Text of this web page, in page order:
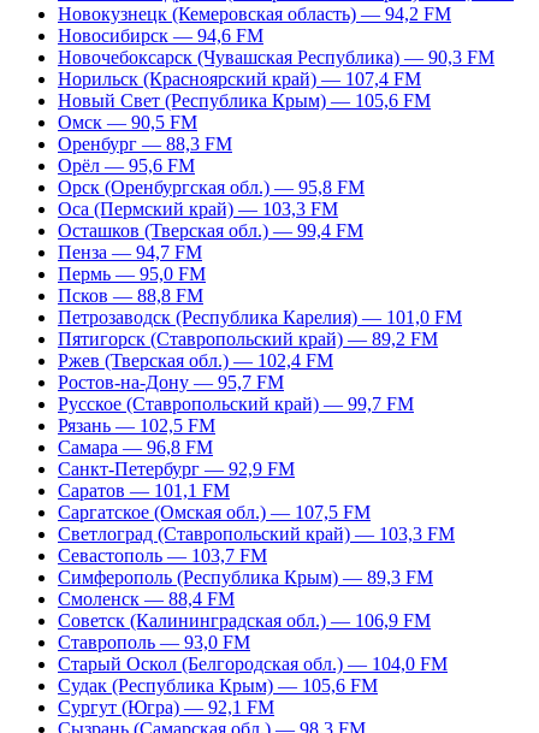
Новокузнецк (Кемеровская область) — 94,2 FM
Новосибирск — 94,6 FM
Новочебоксарск (Чувашская Республика) — 90,3 FM
Норильск (Красноярский край) — 107,4 FM
Новый Свет (Республика Крым) — 105,6 FM
Омск — 90,5 FM
Оренбург — 88,3 FM
Орёл — 95,6 FM
Орск (Оренбургская обл.) — 95,8 FM
Оса (Пермский край) — 103,3 FM
Осташков (Тверская обл.) — 99,4 FM
Пенза — 94,7 FM
Пермь — 95,0 FM
Псков — 88,8 FM
Петрозаводск (Республика Карелия) — 101,0 FM
Пятигорск (Ставропольский край) — 89,2 FM
Ржев (Тверская обл.) — 102,4 FM
Ростов-на-Дону — 95,7 FM
Русское (Ставропольский край) — 99,7 FM
Рязань — 102,5 FM
Самара — 96,8 FM
Санкт-Петербург — 92,9 FM
Саратов — 101,1 FM
Саргатское (Омская обл.) — 107,5 FM
Светлоград (Ставропольский край) — 103,3 FM
Севастополь — 103,7 FM
Симферополь (Республика Крым) — 89,3 FM
Смоленск — 88,4 FM
Советск (Калининградская обл.) — 106,9 FM
Ставрополь — 93,0 FM
Старый Оскол (Белгородская обл.) — 104,0 FM
Судак (Республика Крым) — 105,6 FM
Сургут (Югра) — 92,1 FM
Сызрань (Самарская обл.) — 98,3 FM